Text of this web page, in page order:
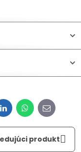
LinkedInWhatsApp
E-
mail
produkt